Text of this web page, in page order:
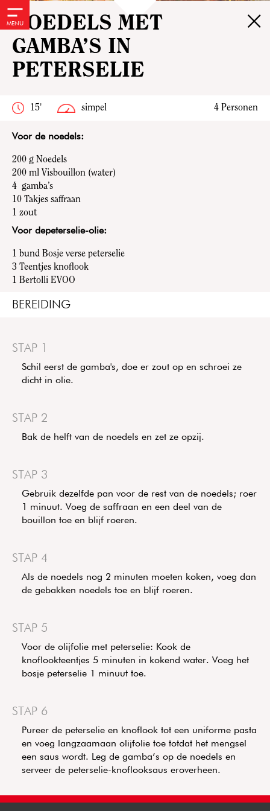
MENU ×
NOEDELS MET
GAMBA’S IN
PETERSELIE
15' simpel 4 Personen
Voor de noedels:
200 g Noedels
200 ml Visbouillon (water)
4 gamba’s
10 Takjes saffraan
1 zout
Voor depeterselie-olie:
1 bund Bosje verse peterselie
3 Teentjes knoflook
1 Bertolli EVOO
BEREIDING
STAP 1
Schil eerst de gamba's, doe er zout op en schroei ze
dicht in olie.
STAP 2
Bak de helft van de noedels en zet ze opzij.
STAP 3
Gebruik dezelfde pan voor de rest van de noedels; roer
1 minuut. Voeg de saffraan en een deel van de
bouillon toe en blijf roeren.
STAP 4
Als de noedels nog 2 minuten moeten koken, voeg dan
de gebakken noedels toe en blijf roeren.
STAP 5
Voor de olijfolie met peterselie: Kook de
knoflookteentjes 5 minuten in kokend water. Voeg het
bosje peterselie 1 minuut toe.
STAP 6
Pureer de peterselie en knoflook tot een uniforme pasta
en voeg langzaamaan olijfolie toe totdat het mengsel
een saus wordt. Leg de gamba’s op de noedels en
serveer de peterselie-knoflooksaus eroverheen.